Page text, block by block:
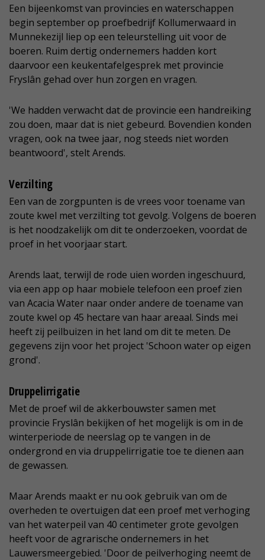
Een bijeenkomst van provincies en waterschappen
begin september op proefbedrijf Kollumerwaard in
Munnekezijl liep op een teleurstelling uit voor de
boeren. Ruim dertig ondernemers hadden kort
daarvoor een keukentafelgesprek met provincie
Fryslân gehad over hun zorgen en vragen.
'We hadden verwacht dat de provincie een handreiking
zou doen, maar dat is niet gebeurd. Bovendien konden
vragen, ook na twee jaar, nog steeds niet worden
beantwoord', stelt Arends.
Verzilting
Een van de zorgpunten is de vrees voor toename van
zoute kwel met verzilting tot gevolg. Volgens de boeren
is het noodzakelijk om dit te onderzoeken, voordat de
proef in het voorjaar start.
Arends laat, terwijl de rode uien worden ingeschuurd,
via een app op haar mobiele telefoon een proef zien
van Acacia Water naar onder andere de toename van
zoute kwel op 45 hectare van haar areaal. Sinds mei
heeft zij peilbuizen in het land om dit te meten. De
gegevens zijn voor het project 'Schoon water op eigen
grond'.
Druppelirrigatie
Met de proef wil de akkerbouwster samen met
provincie Fryslân bekijken of het mogelijk is om in de
winterperiode de neerslag op te vangen in de
ondergrond en via druppelirrigatie toe te dienen aan
de gewassen.
Maar Arends maakt er nu ook gebruik van om de
overheden te overtuigen dat een proef met verhoging
van het waterpeil van 40 centimeter grote gevolgen
heeft voor de agrarische ondernemers in het
Lauwersmeergebied. 'Door de peilverhoging neemt de